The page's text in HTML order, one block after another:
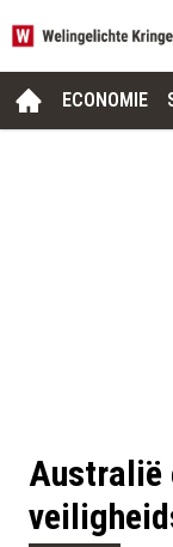
ECONOMIE
Australië